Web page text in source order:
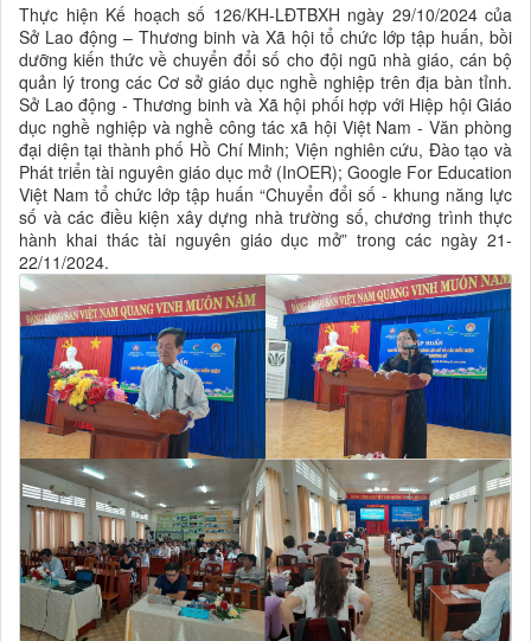
Thực hiện Kế hoạch số 126/KH-LĐTBXH ngày 29/10/2024 của
Sở Lao động – Thương binh và Xã hội tổ chức lớp tập huấn, bồi
dưỡng kiến thức về chuyển đổi số cho đội ngũ nhà giáo, cán bộ
quản lý trong các Cơ sở giáo dục nghề nghiệp trên địa bàn tỉnh.
Sở Lao động - Thương binh và Xã hội phối hợp với Hiệp hội Giáo
dục nghề nghiệp và nghề công tác xã hội Việt Nam - Văn phòng
đại diện tại thành phố Hồ Chí Minh; Viện nghiên cứu, Đào tạo và
Phát triển tài nguyên giáo dục mở (InOER); Google For Education
Việt Nam tổ chức lớp tập huấn “Chuyển đổi số - khung năng lực
số và các điều kiện xây dựng nhà trường số, chương trình thực
hành khai thác tài nguyên giáo dục mở” trong các ngày 21-
22/11/2024.